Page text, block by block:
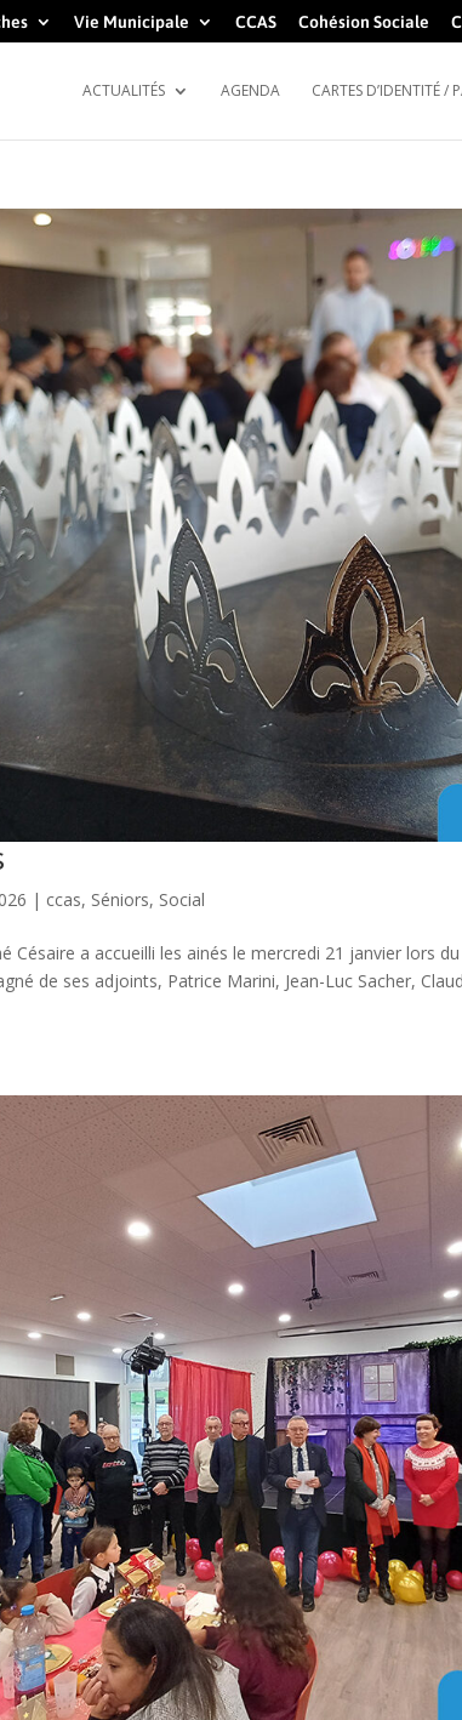
Vie Municipale CCAS Cohésion Sociale
ACTUALITÉS AGENDA CARTES D’IDENTITÉ /
| ccas, Séniors, Social
Césaire a accueilli les ainés le mercredi 21 janvier lors
de ses adjoints, Patrice Marini, Jean-Luc Sacher,